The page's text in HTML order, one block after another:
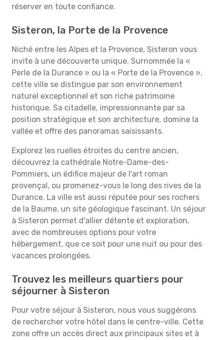
réserver en toute confiance.
Sisteron, la Porte de la Provence
Niché entre les Alpes et la Provence, Sisteron vous
invite à une découverte unique. Surnommée la «
Perle de la Durance » ou la « Porte de la Provence »,
cette ville se distingue par son environnement
naturel exceptionnel et son riche patrimoine
historique. Sa citadelle, impressionnante par sa
position stratégique et son architecture, domine la
vallée et offre des panoramas saisissants.
Explorez les ruelles étroites du centre ancien,
découvrez la cathédrale Notre-Dame-des-
Pommiers, un édifice majeur de l'art roman
provençal, ou promenez-vous le long des rives de la
Durance. La ville est aussi réputée pour ses rochers
de la Baume, un site géologique fascinant. Un séjour
à Sisteron permet d'allier détente et exploration,
avec de nombreuses options pour votre
hébergement, que ce soit pour une nuit ou pour des
vacances prolongées.
Trouvez les meilleurs quartiers pour
séjourner à Sisteron
Pour votre séjour à Sisteron, nous vous suggérons
de rechercher votre hôtel dans le centre-ville. Cette
zone offre un accès direct aux principaux sites et à